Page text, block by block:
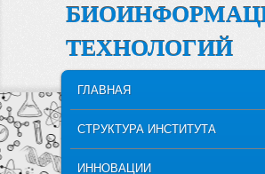
ТЕХНОЛОГИЙ
SKIP TO PRIMARY CONTENT
SKIP TO SECONDARY CONTENT
ГЛАВНАЯ
СТРУКТУРА ИНСТИТУТА
ИННОВАЦИИ